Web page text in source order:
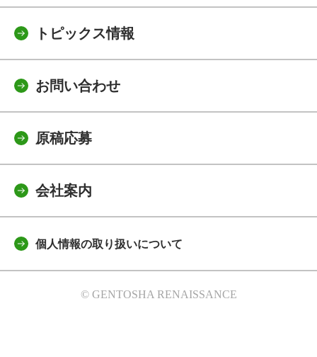
トピックス情報
お問い合わせ
原稿応募
会社案内
個人情報の取り扱いについて
© GENTOSHA RENAISSANCE